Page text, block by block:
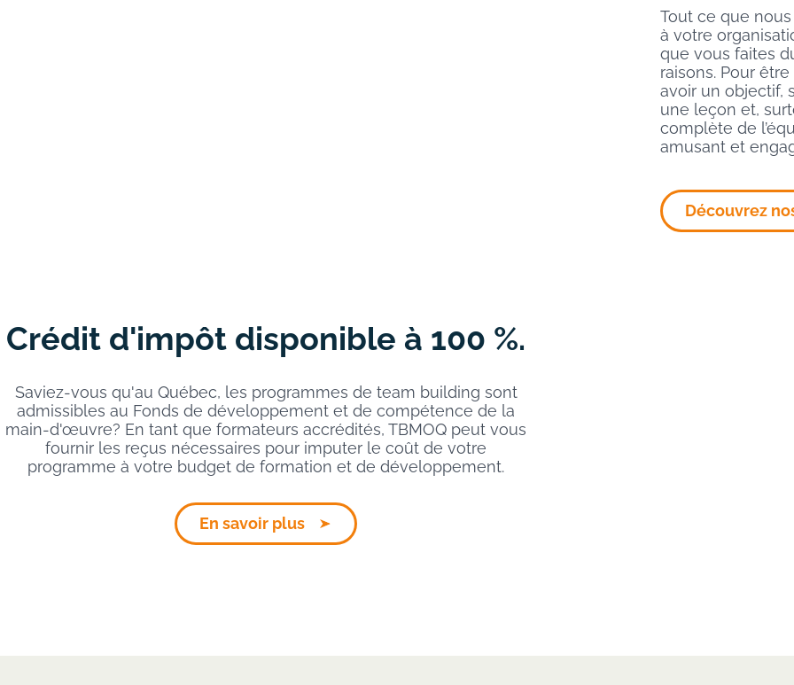
Tout ce que
à votre
que vous faites
raisons. Pour
avoir un objectif,
une leçon et,
complète de
amusant et
Découvrez
Crédit d'impôt disponible à 100 %.
Saviez-vous qu'au Québec, les programmes de team building sont
admissibles au Fonds de développement et de compétence de la
main-d'œuvre? En tant que formateurs accrédités, TBMOQ peut vous
fournir les reçus nécessaires pour imputer le coût de votre
programme à votre budget de formation et de développement.
En savoir plus